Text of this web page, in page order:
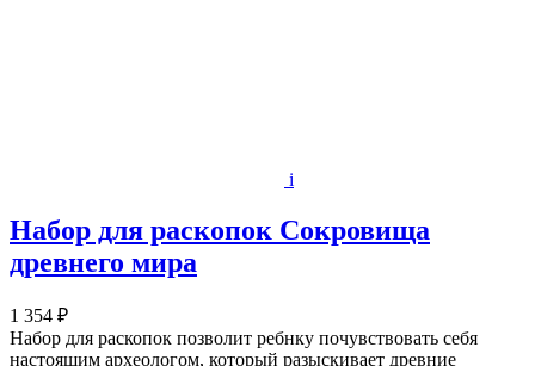
i
Набор для раскопок Сокровища
древнего мира
1 354 ₽
Набор для раскопок позволит ребнку почувствовать себя
настоящим археологом, который разыскивает древние